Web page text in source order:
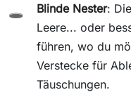
🕳️ Blinde Nester:
Leere... oder
führen, wo du
Verstecke für
Täuschungen.